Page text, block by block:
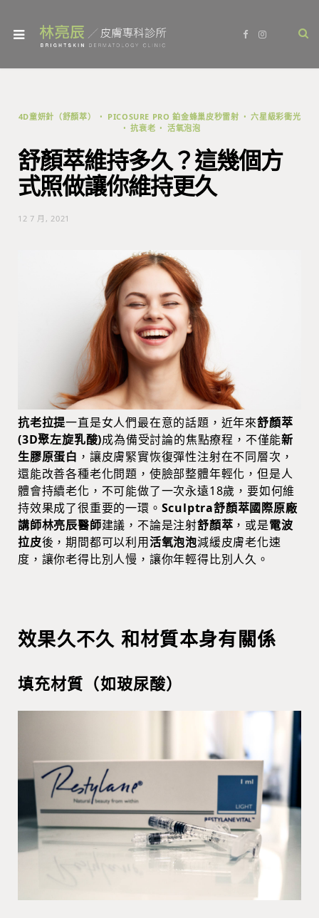
b
I
a
4D童妍針（舒顏萃） PICOSURE PRO 鉑金蜂巢皮秒雷射
六星級彩衝光
抗衰老
活氧泡泡
舒顏萃維持多久？這幾個方
式照做讓你維持更久
12 7 月, 2021
抗老拉提一直是女人們最在意的話題，近年來舒顏萃
(3D聚左旋乳酸)成為備受討論的焦點療程，不僅能新
生膠原蛋白 ，讓皮膚緊實恢復彈性注射在不同層次，
還能改善各種老化問題，使臉部整體年輕化，但是人
體會持續老化，不可能做了一次永遠18歲，要如何維
持效果成了很重要的一環。 Sculptra舒顏萃國際原廠
講師林亮辰醫師建議，不論是注射舒顏萃 ，或是電波
拉皮後，期間都可以利用活氧泡泡減緩皮膚老化速
度，讓你老得比別人慢，讓你年輕得比別人久。
效果久不久 和材質本身有關係
填充材質（如玻尿酸）